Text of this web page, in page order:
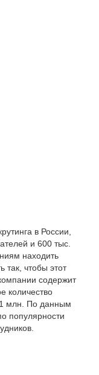
в России,
и 600 тыс.
находить
так, чтобы этот
содержит
количество
млн. По данным
популярности